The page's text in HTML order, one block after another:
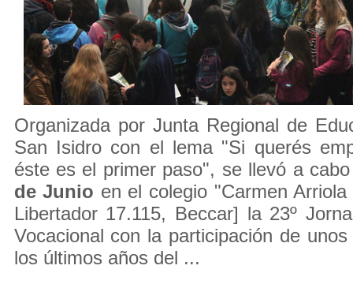
Organizada por Junta Regional de
San Isidro con el lema "Si querés
éste es el primer paso", se llevó a
de Junio en el colegio "Carmen
Libertador 17.115, Beccar] la 23º
Vocacional con la participación de
los últimos años del ...